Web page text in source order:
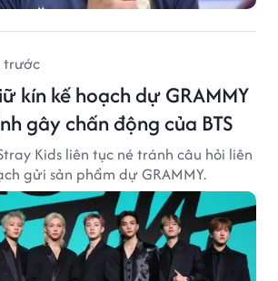
trước
kín kế hoạch dự GRAMMY
gây chấn động của BTS
Kids liên tục né tránh câu hỏi liên
gửi sản phẩm dự GRAMMY.